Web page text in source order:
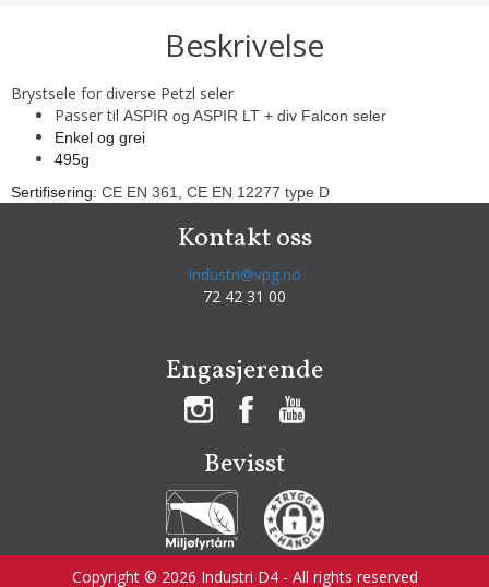
Beskrivelse
Brystsele for diverse Petzl seler
Passer til ASPIR og ASPIR LT + div Falcon seler
Enkel og grei
495g
Sertifisering: CE EN 361, CE EN 12277 type D
Kontakt oss
industri@vpg.no
72 42 31 00
Engasjerende
Bevisst
Copyright © 2026 Industri D4 - All rights reserved